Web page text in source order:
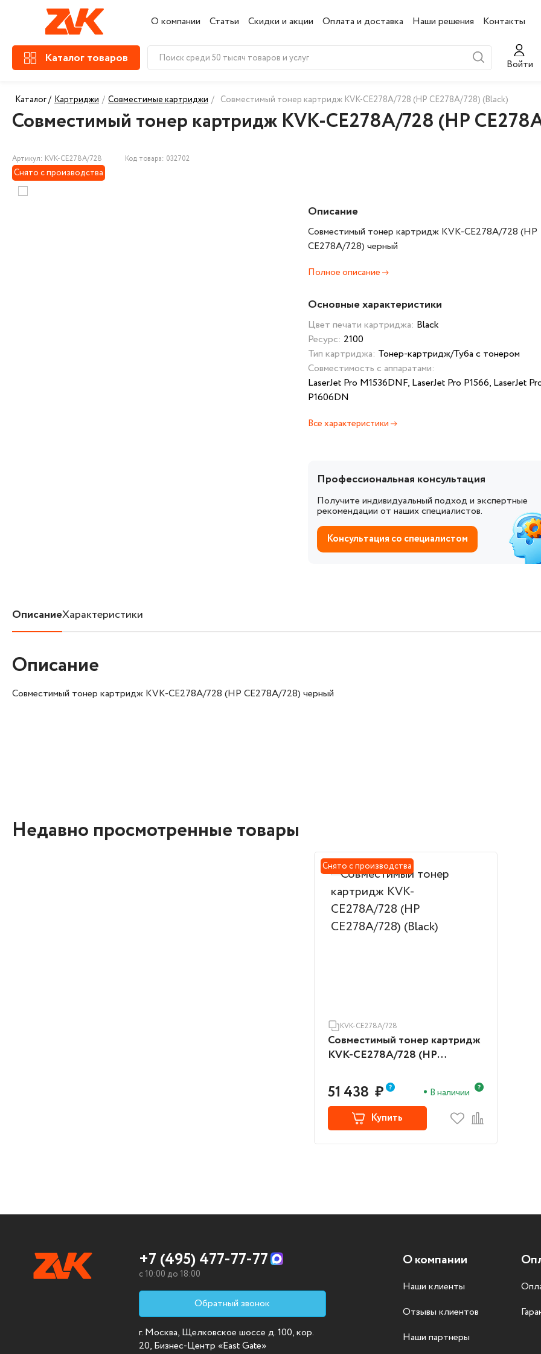
О компании Статьи Скидки и акции Оплата и доставка Наши решения Контакты
Каталог товаров Войти
Каталог / Картриджи / Совместимые картриджи / Совместимый тонер картридж KVK-CE278A/728 (HP CE278A/728) (Black)
Совместимый тонер картридж KVK-CE278A/728 (HP
Артикул: KVK-CE278A/728 Код товара: 032702
Снято с производства
Описание
Совместимый тонер картридж KVK-CE278A/728 (HP
CE278A/728) черный
Полное описание
Основные характеристики
Цвет печати картриджа: Black
Ресурс: 2100
Тип картриджа: Тонер-картридж/Туба с тонером
Совместимость с аппаратами:
LaserJet Pro M1536DNF, LaserJet Pro P1566, LaserJet
P1606DN
Все характеристики
Профессиональная консультация
Получите индивидуальный подход и экспертные
рекомендации от наших специалистов.
Консультация со специалистом
ОписаниеХарактеристики
Описание
Совместимый тонер картридж KVK-CE278A/728 (HP CE278A/728) черный
Недавно просмотренные товары
Снято с производства
KVK-CE278A/728
Совместимый тонер картридж
KVK-CE278A/728 (HP
51 438 ₽ В наличии
Купить
+7 (495) 477-77-77
c 10:00 до 18:00
Обратный звонок
г. Москва, Щелковское шоссе д. 100, кор.
20, Бизнес-Центр «East Gate»
О компании
Наши клиенты
Отзывы клиентов
Наши партнеры